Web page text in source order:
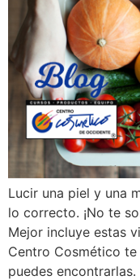
Lucir una piel y una
lo correcto. ¡No te
Mejor incluye estas
Centro Cosmético
puedes